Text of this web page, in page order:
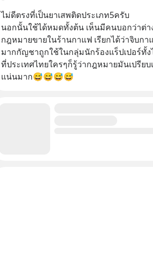
ไม่ดีตรงที่เป็นยาเสพติดประเภท5ครับ
นอกนั้นใช้ได้หมดทั้งต้น เห็นมีคนบอกว่าต่า
กฎหมายขายในร้านกาแฟ เรียกได้ว่าจิบก
มากกัญชาถูกใช้ในกลุ่มนักร้องแร็ปเปอร์ทั้ง
ที่ประเทศไทยใครๆก็รู้ว่ากฎหมายมันเปรีย
แน่นมาก😅😅😅😅